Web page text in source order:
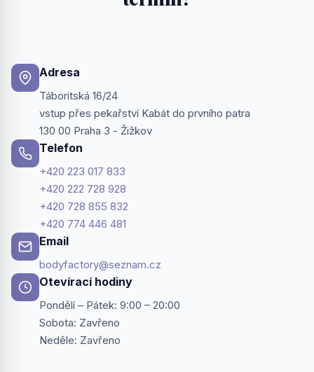
Adresa
Táboritská 16/24
vstup přes pekařství Kabát do prvního patra
130 00 Praha 3 - Žižkov
Telefon
+420 223 017 833
+420 222 728 928
+420 728 855 832
+420 774 446 481
Email
bodyfactory@seznam.cz
Otevírací hodiny
Pondělí – Pátek: 9:00 – 20:00
Sobota: Zavřeno
Neděle: Zavřeno